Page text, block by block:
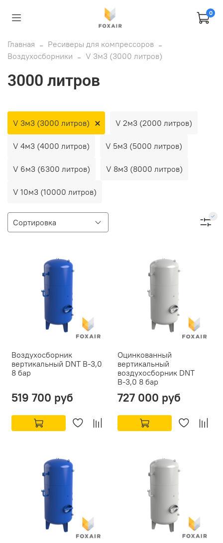
0
Главная
Ресиверы для компрессоров
Воздухосборники
V 3м3 (3000 литров)
3000 литров
V 3м3 (3000 литров) V 2м3 (2000 литров)
V 4м3 (4000 литров) V 5м3 (5000 литров)
V 6м3 (6300 литров) V 8м3 (8000 литров)
V 10м3 (10000 литров)
Воздухосборник
вертикальный DNT В-3,0
8 бар
519 700 руб
Оцинкованный
вертикальный
воздухосборник DNT
В-3,0 8 бар
727 000 руб